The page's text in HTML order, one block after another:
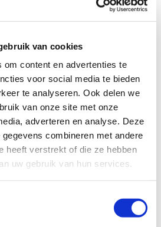
van cookies
om content en advertenties te
voor social media te bieden
te analyseren. Ook delen we
van onze site met onze
adverteren en analyse. Deze
combineren met andere
heeft verstrekt of die ze hebben
uw gebruik van hun services.
van contracten met
contract management
overwegingen
software vereist een
diverse factoren. Hier zijn de
in overweging te nemen:
behoeften en use cases
organisatie de grootste
het om het bijhouden van